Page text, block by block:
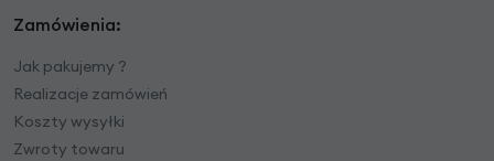
Zamówienia:
Jak pakujemy ?
Realizacje zamówień
Koszty wysyłki
Zwroty towaru